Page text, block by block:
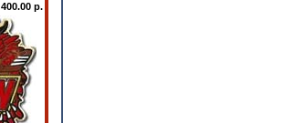
400.00 р.